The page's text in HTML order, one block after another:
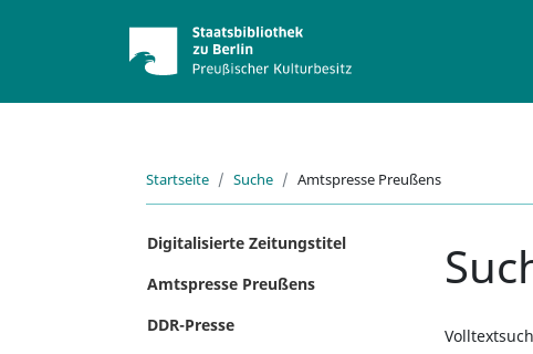
Startseite Suche Amtspresse Preußens
Digitalisierte Zeitungstitel
Amtspresse Preußens
DDR-Presse